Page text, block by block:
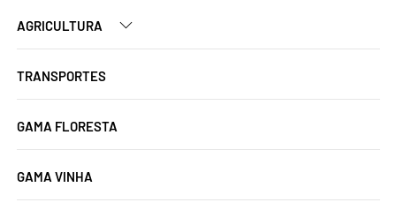
AGRICULTURA
TRANSPORTES
GAMA FLORESTA
GAMA VINHA